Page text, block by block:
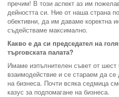
пречим! В този аспект аз им
дейността си. Ние от наша страна
обективни, да им даваме коректна
съдействаме максимално.
Какво е да си председател на
търговската палата?
Имаме изпълнителен съвет от шест
взаимодействие и се стараем да
на бизнеса. Почти всяка седмица
казус за подпомагане на бизнеса.